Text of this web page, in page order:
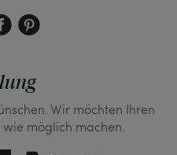
Wir möchten Ihren
möglich machen.